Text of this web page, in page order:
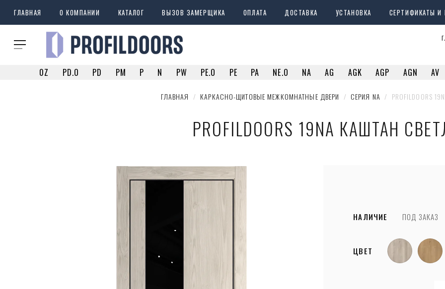
ГЛАВНАЯ О КОМПАНИИ КАТАЛОГ ВЫЗОВ ЗАМЕРЩИКА ОПЛАТА ДОСТАВКА УСТАНОВКА СЕРТИФИКАТЫ И
0Z PD.O PD PM P N PW PE.O PE PA NE.O NA AG AGK AGP AGN AV
ГЛАВНАЯ
  /
КАРКАСНО-ЩИТОВЫЕ МЕЖКОМНАТНЫЕ ДВЕРИ
  /
СЕРИЯ NA
/  PROFILDOORS
PROFILDOORS 19NA КАШТАН
НАЛИЧИЕ ПОД ЗАКАЗ
ЦВЕТ